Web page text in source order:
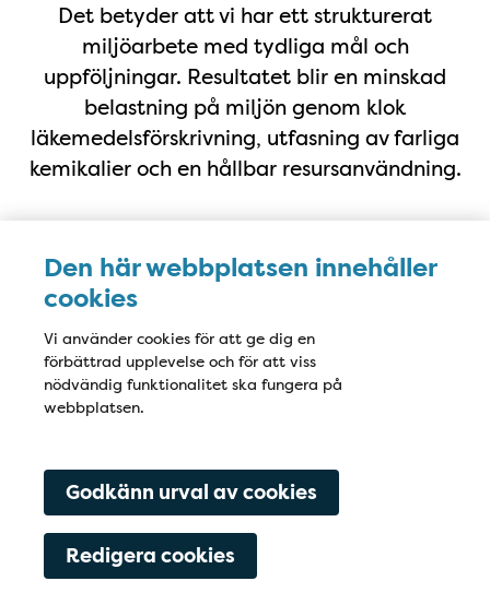
Den här webbplatsen innehåller
cookies
Vi använder cookies för att ge dig en
förbättrad upplevelse och för att viss
nödvändig funktionalitet ska fungera på
webbplatsen.
Godkänn urval av cookies
Redigera cookies
Det betyder att vi har ett strukturerat
miljöarbete med tydliga mål och
uppföljningar. Resultatet blir en minskad
belastning på miljön genom klok
läkemedelsförskrivning, utfasning av farliga
kemikalier och en hållbar resursanvändning.
Uppdragsmärket
Lista dig Lista dig
Vill du bli patient hos oss? Tryck på knappen
nedan för att läsa om hur du listar dig.